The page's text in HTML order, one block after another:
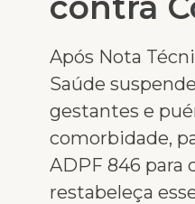
Após Nota
Saúde
gestantes e
comorbidade,
ADPF 846 para
restabeleça